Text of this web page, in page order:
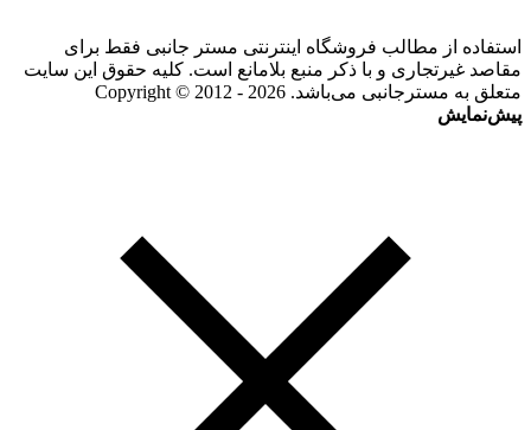
استفاده از مطالب فروشگاه اینترنتی مستر جانبی فقط برای
مقاصد غیرتجاری و با ذکر منبع بلامانع است. کلیه حقوق این سایت
متعلق به مسترجانبی می‌باشد. Copyright © 2012 - 2026
پیش‌نمایش